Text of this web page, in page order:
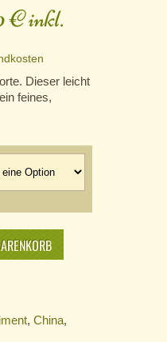
€inkl.
Dieser leicht
feines,
, China,